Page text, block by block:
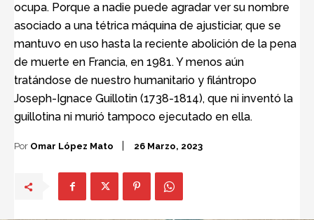
ocupa. Porque a nadie puede agradar ver su nombre
asociado a una tétrica máquina de ajusticiar, que se
mantuvo en uso hasta la reciente abolición de la pena
de muerte en Francia, en 1981. Y menos aún
tratándose de nuestro humanitario y filántropo
Joseph-Ignace Guillotin (1738-1814), que ni inventó la
guillotina ni murió tampoco ejecutado en ella.
Por Omar López Mato 26 Marzo, 2023